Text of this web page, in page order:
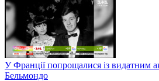
У Франції попрощалися із видатним
Бельмондо